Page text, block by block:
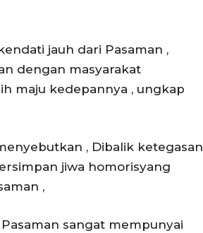
jauh dari Pasaman ,
dengan masyarakat
maju kedepannya , ungkap
, Dibalik ketegasan
jiwa homorisyang
,
sangat mempunyai